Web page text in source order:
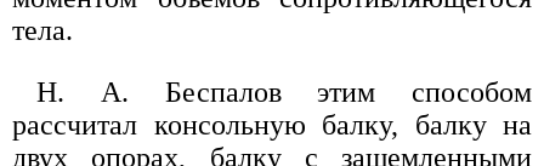
тела.
Н. А. Беспалов этим способом
рассчитал консольную балку, балку на
двух опорах, балку с защемленными